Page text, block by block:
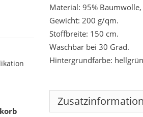
Material: 95% Baumwolle,
Gewicht: 200 g/qm.
Stoffbreite: 150 cm.
Waschbar bei 30 Grad.
Hintergrundfarbe:
Zusatzinformation